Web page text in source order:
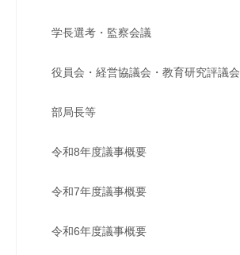
学長選考・監察会議
役員会・経営協議会・教育研究評議会
部局長等
令和8年度議事概要
令和7年度議事概要
令和6年度議事概要